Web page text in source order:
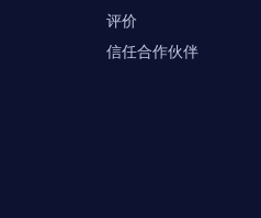
评价
信任合作伙伴